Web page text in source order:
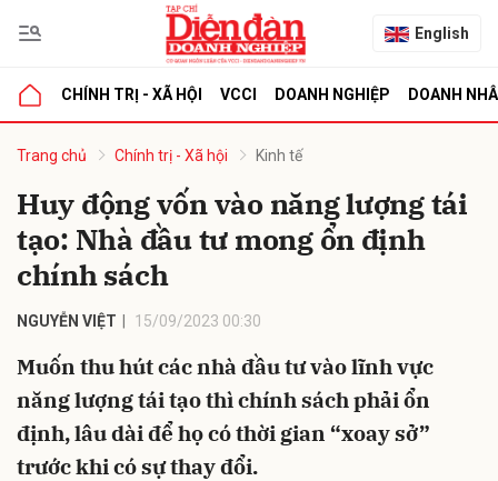
English
CHÍNH TRỊ - XÃ HỘI VCCI DOANH NGHIỆP DOANH
Trang chủ Chính trị - Xã hội Kinh tế
Huy động vốn vào năng lượng tái
tạo: Nhà đầu tư mong ổn định
chính sách
NGUYỄN VIỆT 15/09/2023 00:30
Muốn thu hút các nhà đầu tư vào lĩnh vực
năng lượng tái tạo thì chính sách phải ổn
định, lâu dài để họ có thời gian “xoay sở”
trước khi có sự thay đổi.
luận
Hủy